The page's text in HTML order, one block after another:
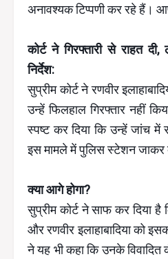
अनावश्यक टिप्पणी कर रहे हैं।
कोर्ट ने गिरफ्तारी से राहत
निर्देश:
सुप्रीम कोर्ट ने रणवीर
उन्हें फिलहाल गिरफ्तार नहीं
स्पष्ट कर दिया कि उन्हें जांच में
इस मामले में पुलिस स्टेशन जाकर
क्या आगे होगा?
सुप्रीम कोर्ट ने साफ कर दिया
और रणवीर इलाहाबादिया को
ने यह भी कहा कि उनके